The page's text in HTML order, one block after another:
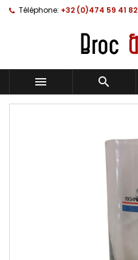
Téléphone: +32 (0)474 59 41 82
 